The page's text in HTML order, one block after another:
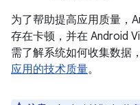
为了帮助提高应用质量，
存在卡顿，并在 Android
需了解系统如何收集数据
应用的技术质量。